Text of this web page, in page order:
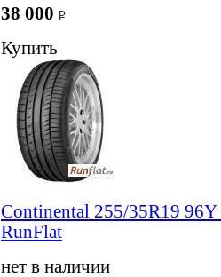
38 000
Купить
Continental 255/35R19
RunFlat
нет в наличии